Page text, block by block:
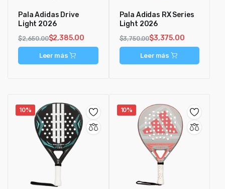
Pala Adidas Drive
Light 2026
$2,650.00$2,385.00
Leer más
Pala Adidas RX Series
Light 2026
$3,750.00$3,375.00
Leer más
10% 10%